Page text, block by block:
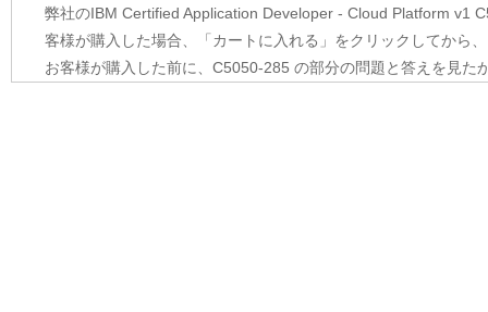
弊社のIBM Certified Application Developer - Cloud Platform v1
客様が購入した場合、「カートに入れる」をクリックしてから
お客様が購入した前に、C5050-285 の部分の問題と答えを見